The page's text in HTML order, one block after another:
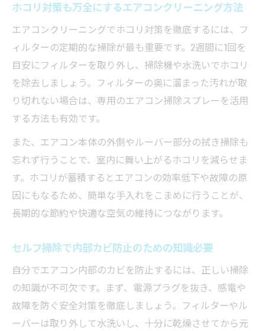
ホコリ対策も万全にするエアコンクリーニング方法
エアコンクリーニングでホコリ対策を徹底するには、フ
ィルターの定期的な掃除が最も重要です。2週間に1回を
目安にフィルターを取り外し、掃除機や水洗いでホコリ
を除去しましょう。フィルターの奥に溜まった汚れが取
り切れない場合は、専用のエアコン掃除スプレーを活用
する方法も有効です。
また、エアコン本体の外側やルーバー部分の拭き掃除も
忘れず行うことで、室内に舞い上がるホコリを減らせま
す。ホコリが蓄積するとエアコンの効率低下や故障の原
因にもなるため、簡単な手入れをこまめに行うことが、
長期的な節約や快適な空気の維持につながります。
セルフ掃除で内部カビ防止のための知識必要
自分でエアコン内部のカビを防止するには、正しい掃除
の知識が不可欠です。まず、電源プラグを抜き、感電や
故障を防ぐ安全対策を徹底しましょう。フィルターやル
ーバーは取り外して水洗いし、十分に乾燥させてから元